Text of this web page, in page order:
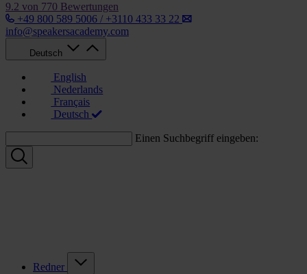
9.2 von 770 Bewertungen
+49 800 589 5006 / +3110 433 33 22
info@speakersacademy.com
Deutsch
English
Nederlands
Français
Deutsch
Einen Suchbegriff eingeben:
Redner